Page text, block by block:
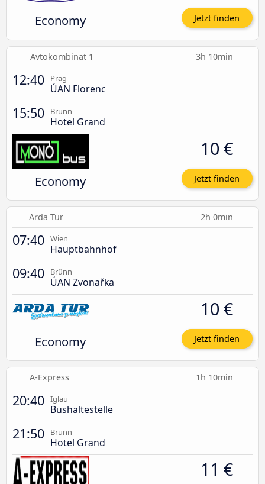
Economy Jetzt finden
Avtokombinat 1 3h 10min
12:40 Prag
ÚAN Florenc
15:50 Brünn
Hotel Grand
Economy
10 €
Jetzt finden
Arda Tur 2h 0min
07:40 Wien
Hauptbahnhof
09:40 Brünn
ÚAN Zvonařka
Economy
10 €
Jetzt finden
A-Express 1h 10min
20:40 Iglau
Bushaltestelle
21:50 Brünn
Hotel Grand
11 €